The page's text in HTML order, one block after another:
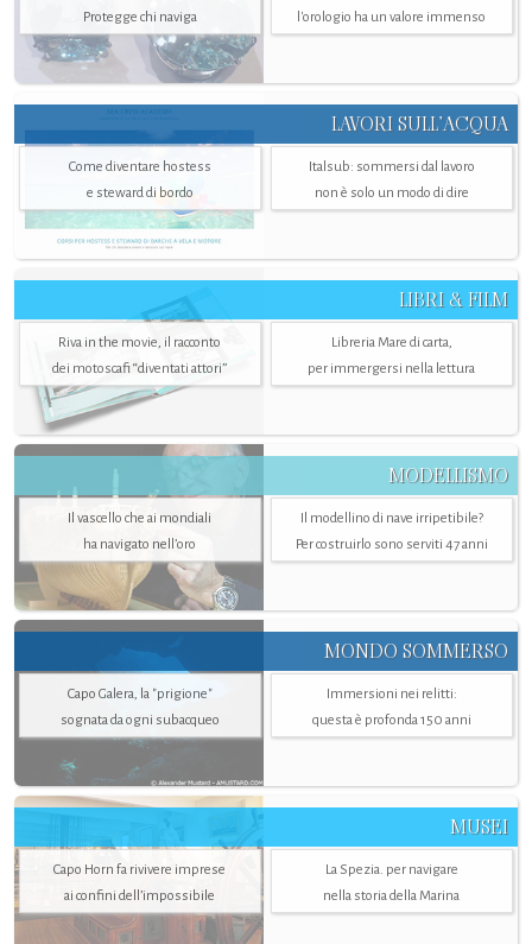
Protegge chi naviga
l'orologio ha un valore immenso
LAVORI SULL’ACQUA
Come diventare hostess
e steward di bordo
Italsub: sommersi dal lavoro
non è solo un modo di dire
LIBRI & FILM
Riva in the movie, il racconto
dei motoscafi “diventati attori”
Libreria Mare di carta,
per immergersi nella lettura
MODELLISMO
Il vascello che ai mondiali
ha navigato nell’oro
Il modellino di nave irripetibile?
Per costruirlo sono serviti 47 anni
MONDO SOMMERSO
Capo Galera, la "prigione"
sognata da ogni subacqueo
Immersioni nei relitti:
questa è profonda 150 anni
MUSEI
Capo Horn fa rivivere imprese
ai confini dell’impossibile
La Spezia. per navigare
nella storia della Marina